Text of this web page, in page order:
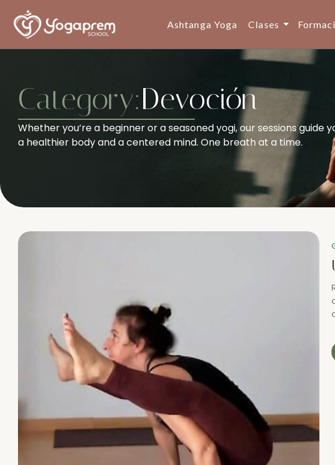
Ashtanga Yoga Clases
Category:Devoción
Whether you’re a beginner or a seasoned yogi, our sessions guide
a healthier body and a centered mind. One breath at a time.